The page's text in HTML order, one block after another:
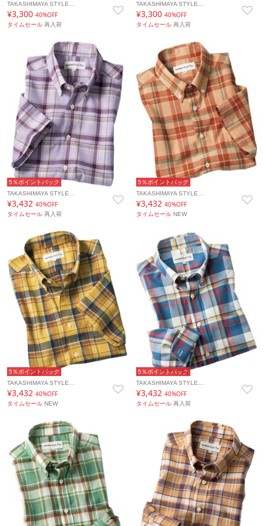
TAKASHIMAYA STYLE…
¥3,300 40%OFF
タイムセール 再入荷
TAKASHIMAYA STYLE…
¥3,30040%OFF
タイムセール再入荷
5％ポイントバック
TAKASHIMAYA STYLE…
¥3,432 40%OFF
タイムセール 再入荷
5％ポイントバック
TAKASHIMAYA STYLE…
¥3,43240%OFF
タイムセールNEW
5％ポイントバック
TAKASHIMAYA STYLE…
¥3,432 40%OFF
タイムセール NEW
5％ポイントバック
TAKASHIMAYA STYLE…
¥3,43240%OFF
タイムセール再入荷